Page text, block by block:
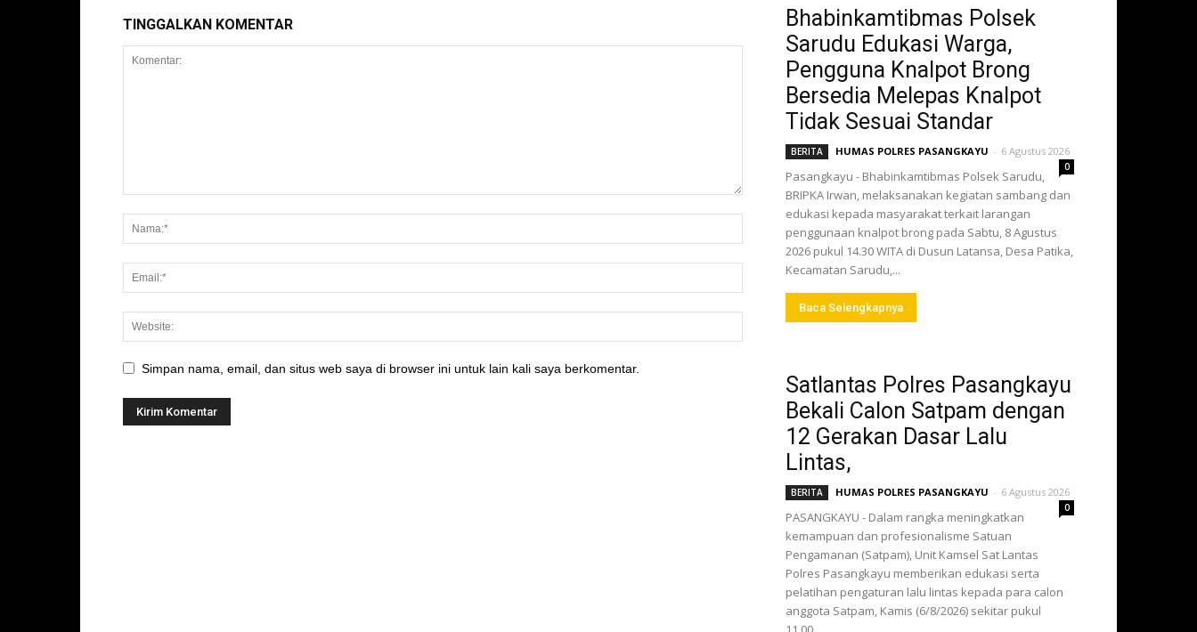
TINGGALKAN KOMENTAR
Simpan nama, email, dan situs web saya di browser ini untuk lain kali saya berkomentar.
Bhabinkamtibmas Polsek
Sarudu Edukasi Warga,
Pengguna Knalpot Brong
Bersedia Melepas Knalpot
Tidak Sesuai Standar
BERITA HUMAS POLRES PASANGKAYU - 6 Agustus 2026
0
Pasangkayu - Bhabinkamtibmas Polsek Sarudu,
BRIPKA Irwan, melaksanakan kegiatan sambang dan
edukasi kepada masyarakat terkait larangan
penggunaan knalpot brong pada Sabtu, 8 Agustus
2026 pukul 14.30 WITA di Dusun Latansa, Desa Patika,
Kecamatan Sarudu,...
Baca Selengkapnya
Satlantas Polres Pasangkayu
Bekali Calon Satpam dengan
12 Gerakan Dasar Lalu
Lintas,
BERITA HUMAS POLRES PASANGKAYU - 6 Agustus 2026
0
PASANGKAYU - Dalam rangka meningkatkan
kemampuan dan profesionalisme Satuan
Pengamanan (Satpam), Unit Kamsel Sat Lantas
Polres Pasangkayu memberikan edukasi serta
pelatihan pengaturan lalu lintas kepada para calon
anggota Satpam, Kamis (6/8/2026) sekitar pukul